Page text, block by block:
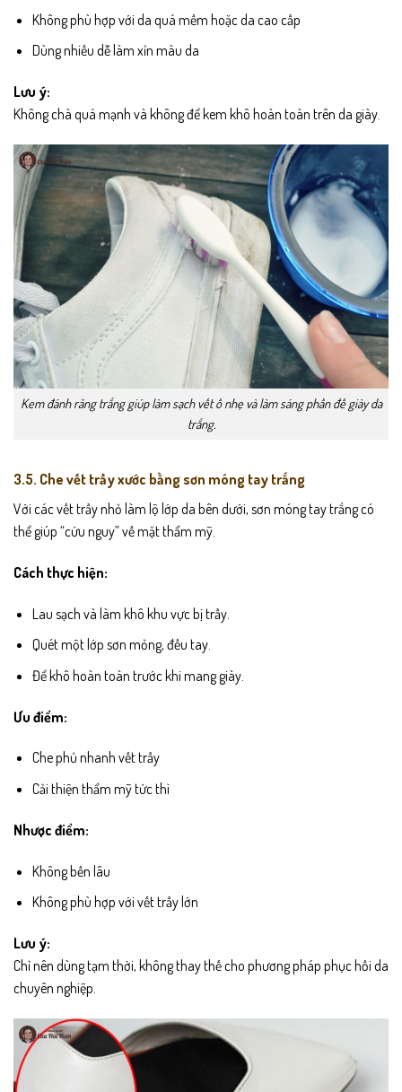
Không phù hợp với da quá mềm hoặc da cao cấp
Dùng nhiều dễ làm xỉn màu da
Lưu ý:
Không chà quá mạnh và không để kem khô hoàn toàn trên da giày.
Kem đánh răng trắng giúp làm sạch vết ố nhẹ và làm sáng phần đế giày da
trắng.
3.5. Che vết trầy xước bằng sơn móng tay trắng
Với các vết trầy nhỏ làm lộ lớp da bên dưới, sơn móng tay trắng có
thể giúp “cứu nguy” về mặt thẩm mỹ.
Cách thực hiện:
Lau sạch và làm khô khu vực bị trầy.
Quét một lớp sơn mỏng, đều tay.
Để khô hoàn toàn trước khi mang giày.
Ưu điểm:
Che phủ nhanh vết trầy
Cải thiện thẩm mỹ tức thì
Nhược điểm:
Không bền lâu
Không phù hợp với vết trầy lớn
Lưu ý:
Chỉ nên dùng tạm thời, không thay thế cho phương pháp phục hồi da
chuyên nghiệp.